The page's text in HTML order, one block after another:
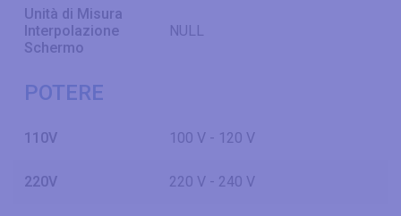
Unità di Misura
Interpolazione
Schermo
NULL
POTERE
110V 100 V - 120 V
220V 220 V - 240 V